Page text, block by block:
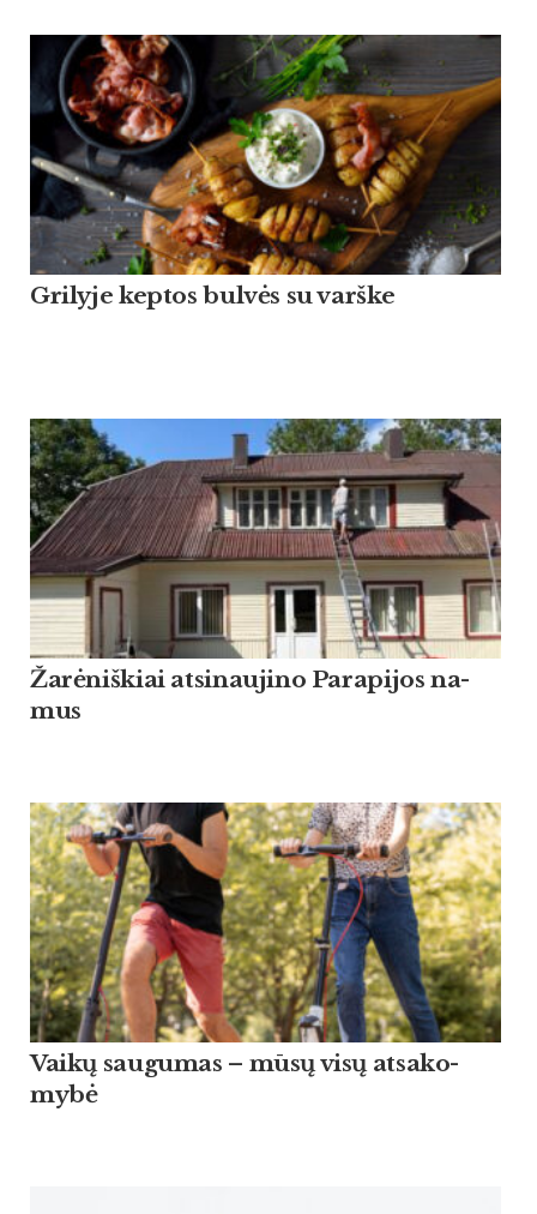
Grilyje keptos bulvės su varške
Žarė­niš­kiai at­si­nau­ji­no Pa­ra­pi­jos na­
mus
Vaikų sau­gu­mas – mūsų visų at­sa­ko­
mybė